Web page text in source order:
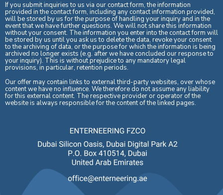
If you submit inquiries to us via our contact form, the information
provided in the contact form, including any contact information provided,
will be stored by us for the purpose of handling your inquiry and in the
event that we have further questions. We will not share this information
without your consent. The information you enter into the contact form will
be stored by us until you ask us to delete the data, revoke your consent
to the archiving of data, or the purpose for which the information is being
archived no longer exists (e.g. after we have concluded our response to
your inquiry). This is without prejudice to any mandatory legal
provisions, in particular, retention periods.
Our offer may contain links to external third-party websites, over whose
content we have no influence. We therefore do not assume any liability
for this external content. The respective provider or operator of the
website is always responsible for the content of the linked pages.